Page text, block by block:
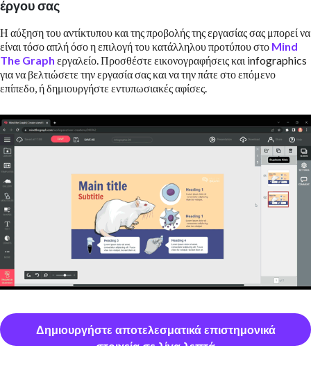
έργου σας
Η αύξηση του αντίκτυπου και της προβολής της εργασίας σας μπορεί να
είναι τόσο απλή όσο η επιλογή του κατάλληλου προτύπου στο Mind
The Graph εργαλείο. Προσθέστε εικονογραφήσεις και infographics
για να βελτιώσετε την εργασία σας και να την πάτε στο επόμενο
επίπεδο, ή δημιουργήστε εντυπωσιακές αφίσες.
Δημιουργήστε αποτελεσματικά επιστημονικά
στοιχεία σε λίγα λεπτά